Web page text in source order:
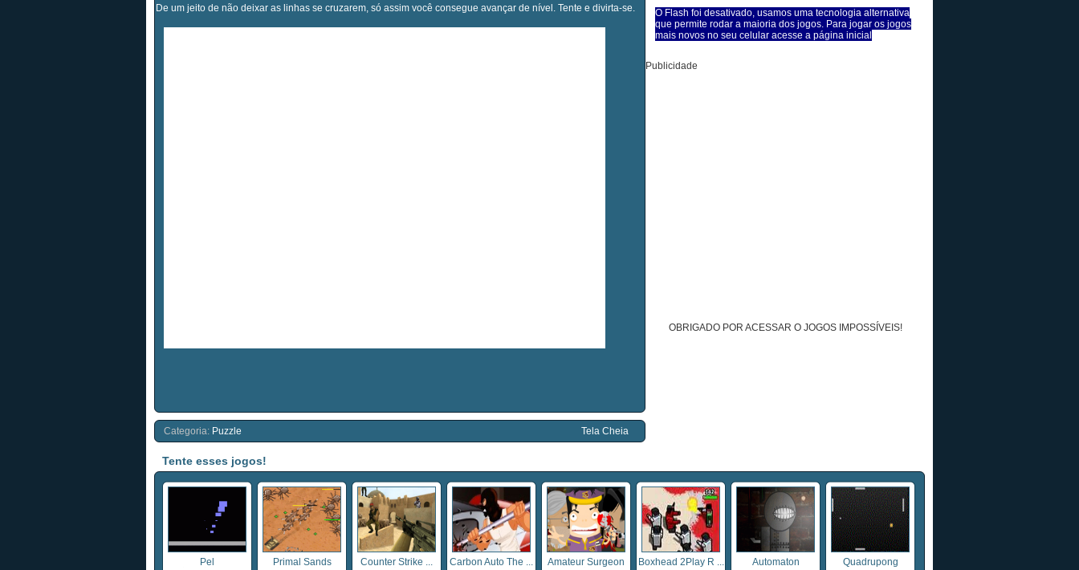
De um jeito de não deixar as linhas se cruzarem, só assim você consegue avançar de nível. Tente e divirta-se.
Categoria: Puzzle Tela Cheia
O Flash foi desativado, usamos uma tecnologia alternativa
que permite rodar a maioria dos jogos. Para jogar os jogos
mais novos no seu celular acesse a página inicial
Publicidade
OBRIGADO POR ACESSAR O JOGOS IMPOSSÍVEIS!
Tente esses jogos!
Pel Primal Sands Counter Strike ... Carbon Auto The ... Amateur Surgeon Boxhead 2Play R ... Automaton Quadrupong